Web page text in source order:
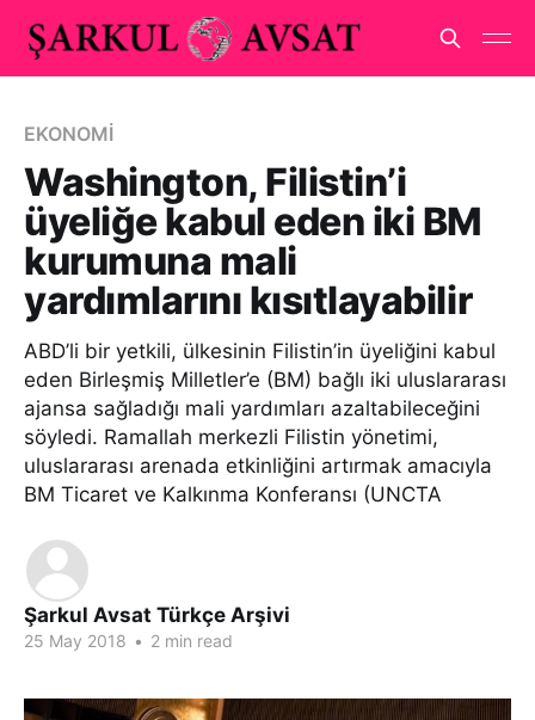
EKONOMİ
Washington, Filistin’i
üyeliğe kabul eden iki BM
kurumuna mali
yardımlarını kısıtlayabilir
ABD’li bir yetkili, ülkesinin Filistin’in üyeliğini kabul
eden Birleşmiş Milletler’e (BM) bağlı iki uluslararası
ajansa sağladığı mali yardımları azaltabileceğini
söyledi. Ramallah merkezli Filistin yönetimi,
uluslararası arenada etkinliğini artırmak amacıyla
BM Ticaret ve Kalkınma Konferansı (UNCTA
Şarkul Avsat Türkçe Arşivi
25 May 2018 • 2 min read